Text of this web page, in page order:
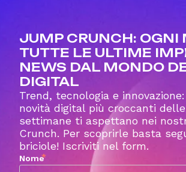
JUMP CRUNCH: OGNI
TUTTE LE ULTIME
NEWS DAL MONDO
DIGITAL
Trend, tecnologia e
novità digital più croccanti
settimane ti aspettano nei
Crunch. Per scoprirle basta
briciole! Iscriviti nel form.
Nome*